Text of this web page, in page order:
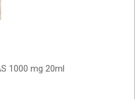
1000 mg 20ml